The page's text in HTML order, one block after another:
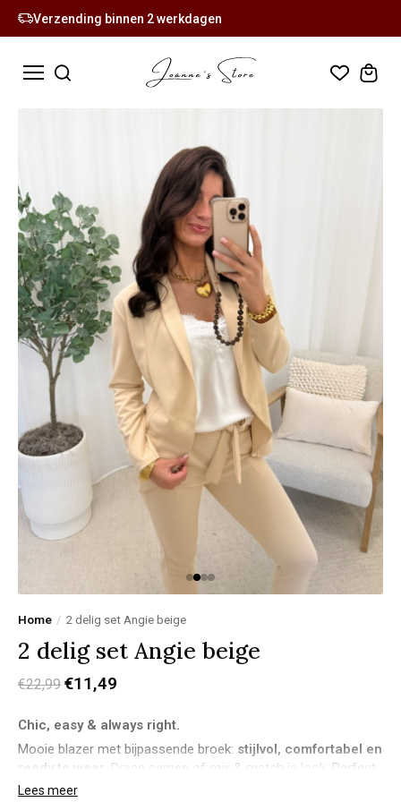
Verzending binnen 2 werkdagen
Home / 2 delig set Angie beige
2 delig set Angie beige
€22,99 €11,49
Chic, easy & always right.
Mooie blazer met bijpassende broek: stijlvol, comfortabel en
ready to wear
. Draag samen of mix & match je look. Perfect
voor elke gelegenheid – van casual tot classy.
Lees meer